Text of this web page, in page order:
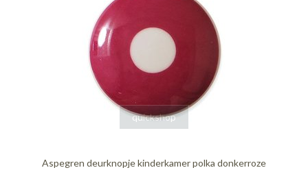
quickshop
Aspegren deurknopje kinderkamer polka donkerroze